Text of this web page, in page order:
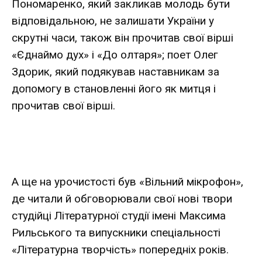
Пономаренко, який закликав молодь бути
відповідальною, не залишати України у
скрутні часи, також він прочитав свої вірші
«Єднаймо дух» і «До олтаря»; поет Олег
Здорик, який подякував наставникам за
допомогу в становленні його як митця і
прочитав свої вірші.
А ще на урочистості був «Вільний мікрофон»,
де читали й обговорювали свої нові твори
студійці Літературної студії імені Максима
Рильського та випускники спеціальності
«Літературна творчість» попередніх років.